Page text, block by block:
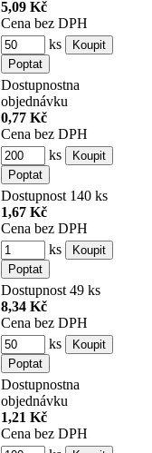
5,09 Kč
Cena bez DPH
ks
Dostupnostna
objednávku
0,77 Kč
Cena bez DPH
ks
Dostupnost 140 ks
1,67 Kč
Cena bez DPH
ks
Dostupnost 49 ks
8,34 Kč
Cena bez DPH
ks
Dostupnostna
objednávku
1,21 Kč
Cena bez DPH